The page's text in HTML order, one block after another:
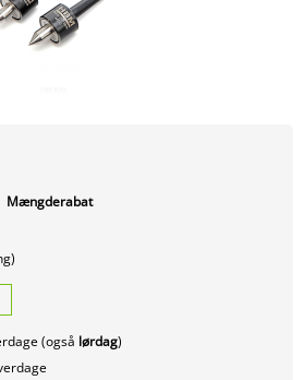
Mængderabat
(også lørdag)